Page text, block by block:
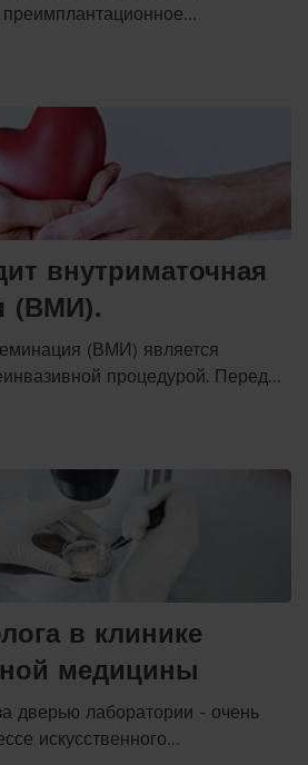
ПГС и ПГД, в литературе
как ПГТ-А, ПГТ-М.
внутриматочная
(ВМИ).
(ВМИ) является
процедурой. Перед
условиях и занимает
в клинике
медицины
дверью лаборатории - очень
искусственного